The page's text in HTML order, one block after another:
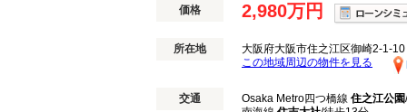
価格 2,980万円
所在地
大阪府大阪市住之江区御崎2-1-10
この地域周辺の物件を見る
交通 Osaka Metro四つ橋線 住之江公園